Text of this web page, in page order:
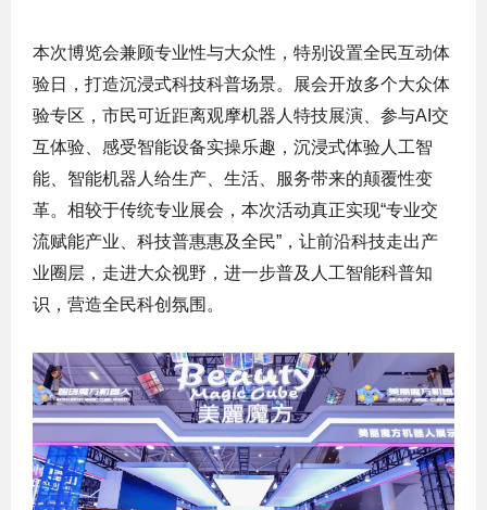
本次博览会兼顾专业性与大众性，特别设置全民互动体
验日
，打造沉浸式科技科普场景。展会开放多个大众体
验专区，市民可近距离观摩机器人特技展演、参与AI交
互体验、感受智能设备实操乐趣，沉浸式体验人工智
能、智能机器人给生产、生活、服务带来的颠覆性变
革。相较于传统专业展会，本次活动真正实现“专业交
流赋能产业、科技普惠惠及全民”，让前沿科技走出产
业圈层，走进大众视野，进一步普及人工智能科普知
识，营造全民科创氛围。